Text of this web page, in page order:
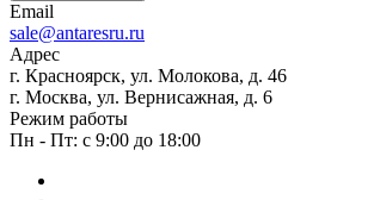
Email
sale@antaresru.ru
Адрес
г. Красноярск, ул. Молокова, д. 46
г. Москва, ул. Вернисажная, д. 6
Режим работы
Пн - Пт: с 9:00 до 18:00